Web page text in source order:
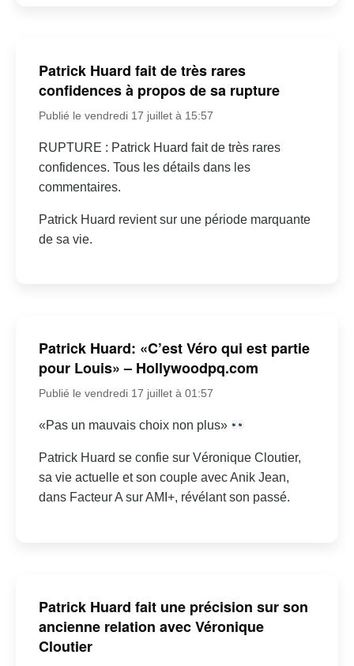
Patrick Huard fait de très rares
confidences à propos de sa rupture
Publié le vendredi 17 juillet à 15:57
RUPTURE : Patrick Huard fait de très rares
confidences. Tous les détails dans les
commentaires.
Patrick Huard revient sur une période marquante
de sa vie.
Patrick Huard: «C’est Véro qui est partie
pour Louis» – Hollywoodpq.com
Publié le vendredi 17 juillet à 01:57
«Pas un mauvais choix non plus»
Patrick Huard se confie sur Véronique Cloutier,
sa vie actuelle et son couple avec Anik Jean,
dans Facteur A sur AMI+, révélant son passé.
Patrick Huard fait une précision sur son
ancienne relation avec Véronique
Cloutier